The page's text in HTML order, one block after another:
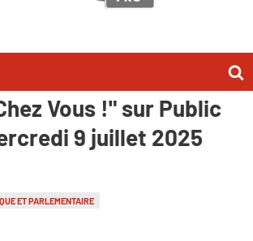
l'a dit dans
Vous !" sur Public
9 juillet 2025
ET PARLEMENTAIRE